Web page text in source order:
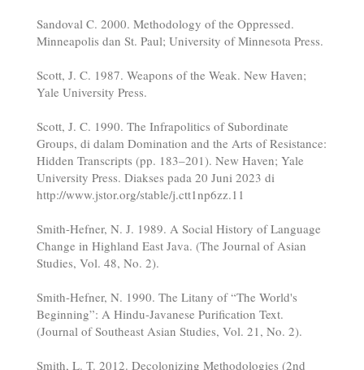
Sandoval C. 2000. Methodology of the Oppressed.
Minneapolis dan St. Paul; University of Minnesota Press.
Scott, J. C. 1987. Weapons of the Weak. New Haven;
Yale University Press.
Scott, J. C. 1990. The Infrapolitics of Subordinate
Groups, di dalam Domination and the Arts of Resistance:
Hidden Transcripts (pp. 183–201). New Haven; Yale
University Press. Diakses pada 20 Juni 2023 di
http://www.jstor.org/stable/j.ctt1np6zz.11
Smith-Hefner, N. J. 1989. A Social History of Language
Change in Highland East Java. (The Journal of Asian
Studies, Vol. 48, No. 2).
Smith-Hefner, N. 1990. The Litany of “The World's
Beginning”: A Hindu-Javanese Purification Text.
(Journal of Southeast Asian Studies, Vol. 21, No. 2).
Smith, L. T. 2012. Decolonizing Methodologies (2nd